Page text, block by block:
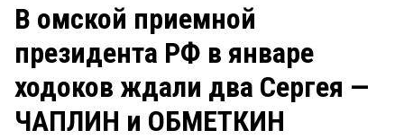
ЗАКОН
НОВОСТИ КОМПАНИЙ
ПРОИСШЕСТВИЯ
Рейтинги
Блоги
Архив
В омской приемной
президента РФ в январе
ходоков ждали два Сергея —
ЧАПЛИН и ОБМЕТКИН